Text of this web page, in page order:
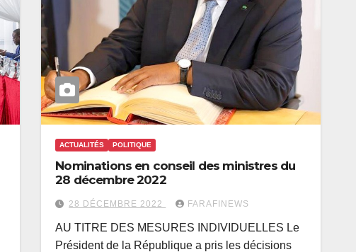
ACTUALITÉS POLITIQUE
Nominations en conseil des ministres du
28 décembre 2022
28 DÉCEMBRE 2022 FARAFINEWS
AU TITRE DES MESURES INDIVIDUELLES Le
Président de la République a pris les décisions